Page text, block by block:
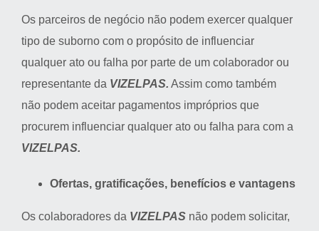
Os parceiros de negócio não podem exercer qualquer
tipo de suborno com o propósito de influenciar
qualquer ato ou falha por parte de um colaborador ou
representante da VIZELPAS. Assim como também
não podem aceitar pagamentos impróprios que
procurem influenciar qualquer ato ou falha para com a
VIZELPAS.
Ofertas, gratificações, benefícios e vantagens
Os colaboradores da VIZELPASnão podem solicitar,